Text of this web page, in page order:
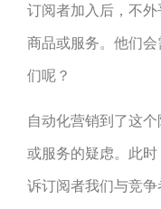
订阅者加入后，不
商品或服务。他们
们呢？
自动化营销到了这
或服务的疑虑。此
诉订阅者我们与竞